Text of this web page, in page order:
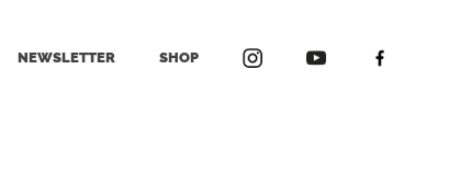
NEWSLETTER SHOP